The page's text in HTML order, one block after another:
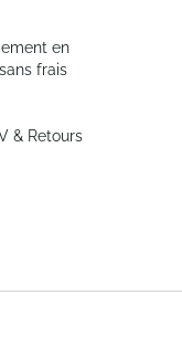
en
frais
& Retours